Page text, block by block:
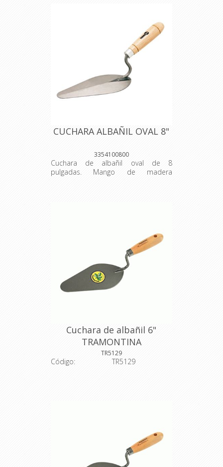
CUCHARA ALBAÑIL OVAL 8"
3354100800
Cuchara de albañil oval de 8
pulgadas. Mango de madera
Cuchara de albañil 6"
TRAMONTINA
TR5129
Código:
TR5129
eletrostática en polvo, que tiene una
mejor apariencia y mayor protección
contra oxidación. Para hacer que la
herramienta sea de alta calidad y